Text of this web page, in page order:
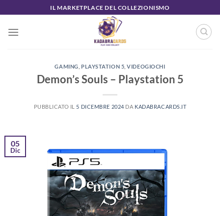
ai
contenuti
IL MARKETPLACE DEL COLLEZIONISMO
GAMING PLAYSTATION 5 ,VIDEOGIOCHI
Demon’s Souls – Playstation 5
PUBBLICATO IL 5 DICEMBRE 2024 DA KADABRACARDS.IT
05
Dic